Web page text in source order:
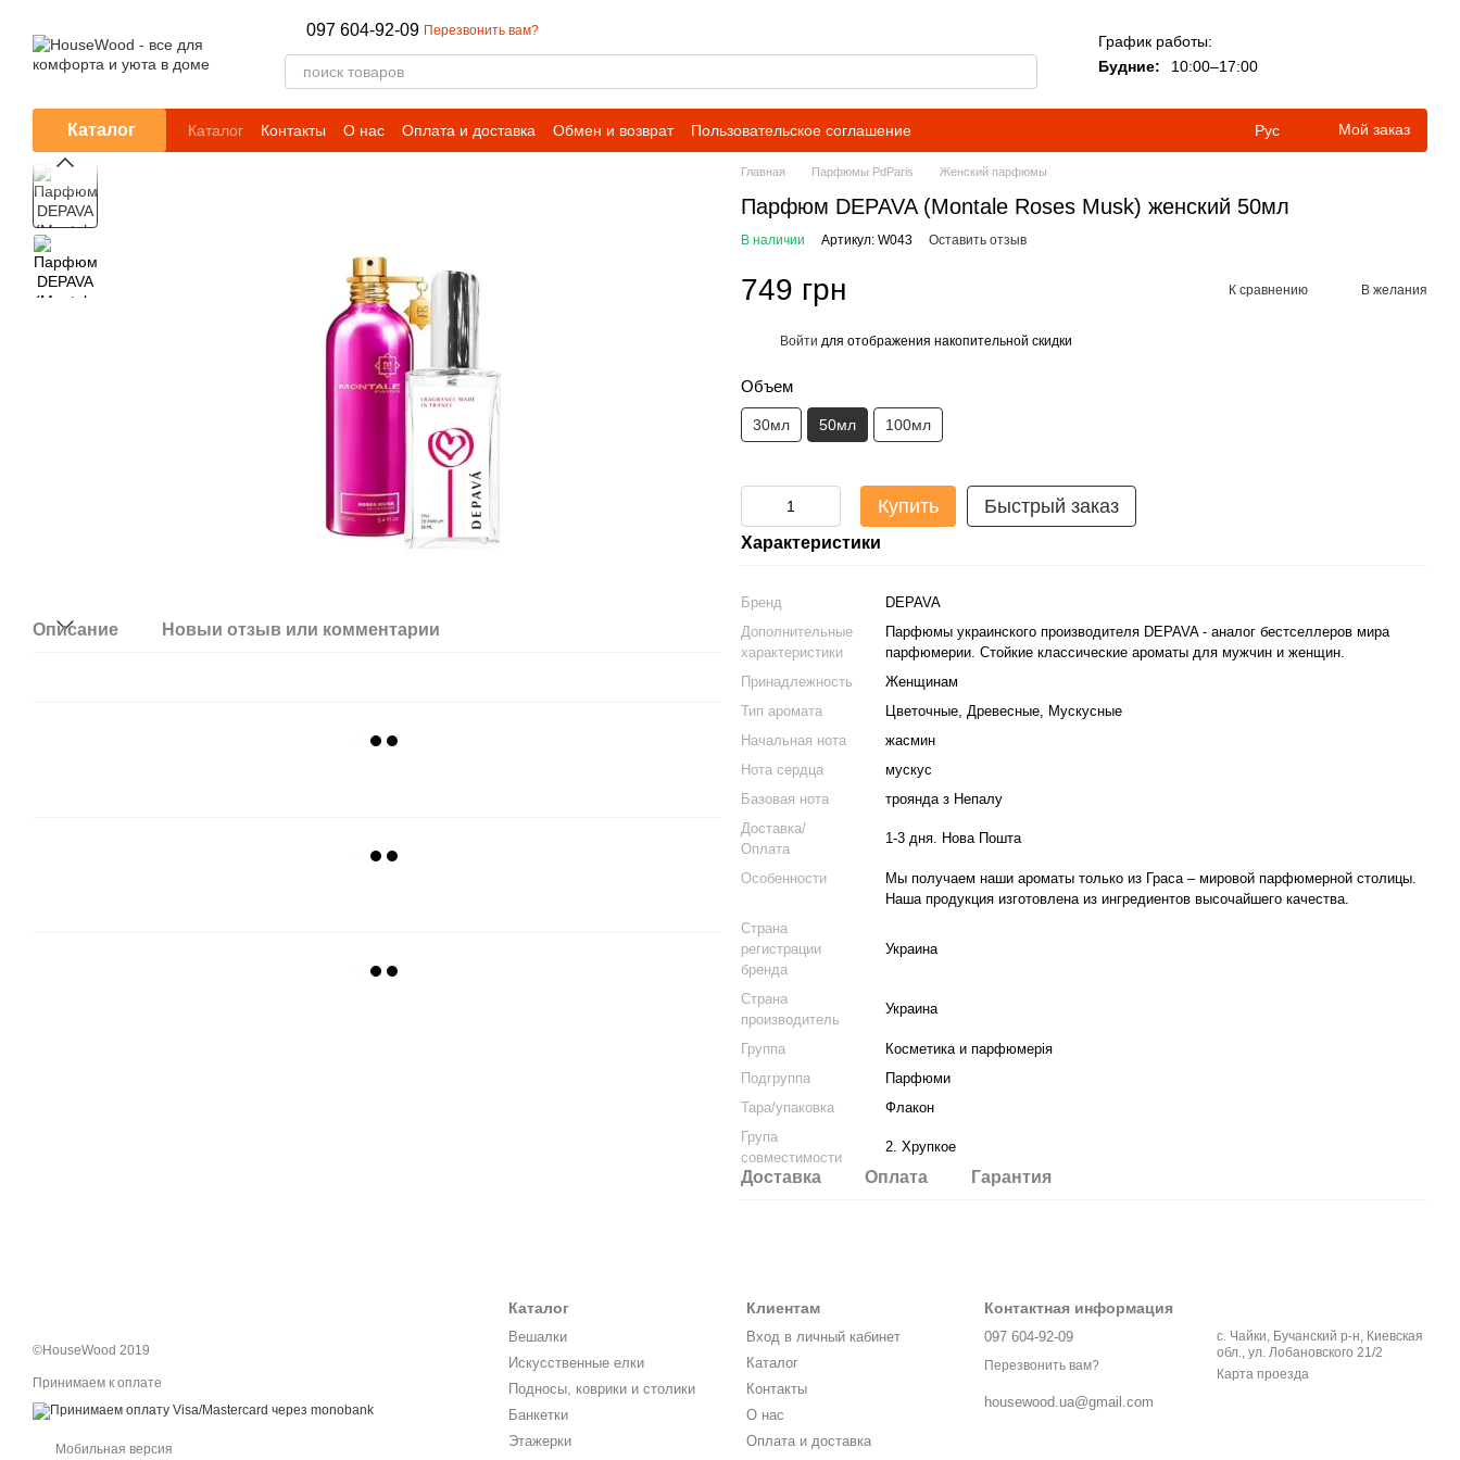
097 604-92-09 Перезвонить вам?
График работы:
Будние:
10:00–17:00
Каталог Каталог Контакты О нас Оплата и доставка Обмен и возврат Пользовательское соглашение Рус Мой заказ
Описание Новый отзыв или комментарий
Главная Парфюмы PdParis Женский парфюмы
Парфюм DEPAVA (Montale Roses Musk) женский 50мл
В наличии Артикул: W043 Оставить отзыв
749 грн К сравнению В желания
Войти для отображения накопительной скидки
Объем
30мл 50мл 100мл
Купить Быстрый заказ
Характеристики
Бренд
DEPAVA
Дополнительные
характеристики
Парфюмы украинского производителя DEPAVA - аналог бестселлеров мира
парфюмерии. Стойкие классические ароматы для мужчин и женщин.
Принадлежность
Женщинам
Тип аромата
Цветочные, Древесные, Мускусные
Начальная нота
жасмин
Нота сердца
мускус
Базовая нота
троянда з Непалу
Доставка/
Оплата
1-3 дня. Нова Пошта
Особенности
Мы получаем наши ароматы только из Граса – мировой парфюмерной столицы.
Наша продукция изготовлена из ингредиентов высочайшего качества.
Страна
регистрации
бренда
Украина
Страна
производитель
Украина
Группа
Косметика и парфюмерія
Подгруппа
Парфюми
Тара/упаковка
Флакон
Група
совместимости
2. Хрупкое
Доставка Оплата Гарантия
©HouseWood 2019
Принимаем к оплате
Мобильная версия
Каталог
Вешалки
Искусственные елки
Подносы, коврики и столики
Банкетки
Этажерки
Клиентам
Вход в личный кабинет
Каталог
Контакты
О нас
Оплата и доставка
Контактная информация
097 604-92-09
Перезвонить вам?
housewood.ua@gmail.com
с. Чайки, Бучанский р-н, Киевская
обл., ул. Лобановского 21/2
Карта проезда